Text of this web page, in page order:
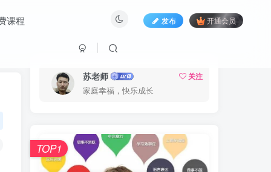
课程 发布 开通会员
苏老师
关注
家庭幸福，快乐成长
TOP1